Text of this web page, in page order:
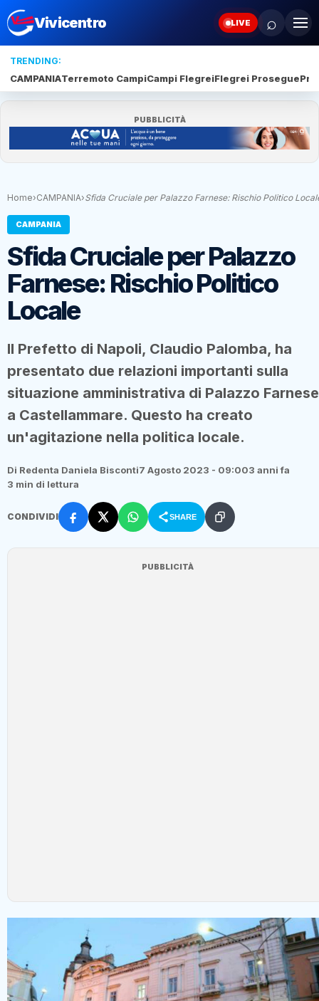
Vivicentro LIVE ⌕
TRENDING:
CAMPANIATerremoto CampiCampi FlegreiFlegrei Prosegue
PUBBLICITÀ
Home›CAMPANIA›Sfida Cruciale per Palazzo Farnese: Rischio Politico
CAMPANIA
Sfida Cruciale per Palazzo
Farnese: Rischio Politico
Locale
Il Prefetto di Napoli, Claudio Palomba, ha
presentato due relazioni importanti sulla
situazione amministrativa di Palazzo Farnese
a Castellammare. Questo ha creato
un'agitazione nella politica locale.
Di Redenta Daniela Bisconti7 Agosto 2023 - 09:003 anni fa
3 min di lettura
CONDIVIDI SHARE
PUBBLICITÀ